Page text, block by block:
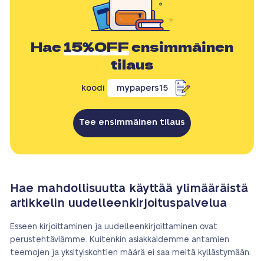
Hae15%OFFensimmäinen
tilaus
koodi mypapers15
Tee ensimmäinen tilaus
Hae mahdollisuutta käyttää ylimääräistä
artikkelin uudelleenkirjoituspalvelua
Esseen kirjoittaminen ja uudelleenkirjoittaminen ovat
perustehtäviämme. Kuitenkin asiakkaidemme antamien
teemojen ja yksityiskohtien määrä ei saa meitä kyllästymään.